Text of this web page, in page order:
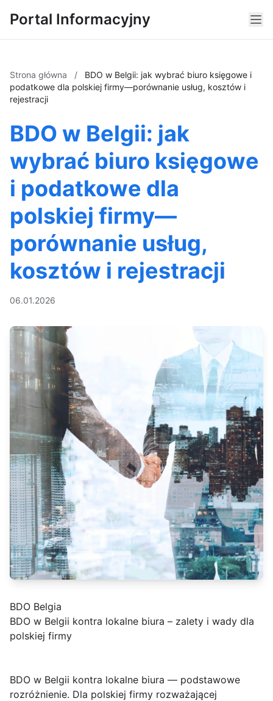
Portal Informacyjny
Strona główna /
BDO w Belgii: jak wybrać biuro księgowe i
podatkowe dla polskiej firmy—porównanie usług, kosztów i
rejestracji
BDO w Belgii: jak
wybrać biuro księgowe
i podatkowe dla
polskiej firmy—
porównanie usług,
kosztów i rejestracji
06.01.2026
BDO Belgia
BDO w Belgii kontra lokalne biura – zalety i wady dla
polskiej firmy
BDO w Belgii kontra lokalne biura — podstawowe
rozróżnienie. Dla polskiej firmy rozważającej